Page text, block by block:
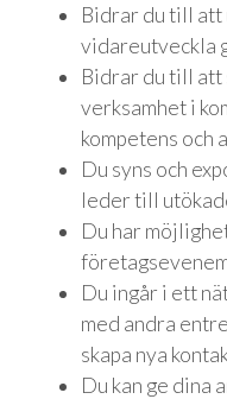
Bidrar du till att
vidareutveckla
Bidrar du till att
verksamhet i
kompetens
Du syns och
leder till
Du har
Du ingår i ett
med andra
skapa nya
Du kan ge dina